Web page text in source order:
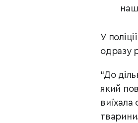
У
одразу
“До
який